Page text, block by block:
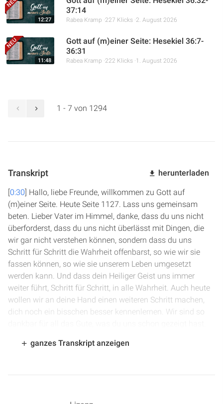
12:27
37:14
Rabea Kramp 227 Klicks 2. August 2026
11:48
Gott auf (m)einer Seite: Hesekiel 36:7-
36:31
Rabea Kramp 222 Klicks 1. August 2026
1 - 7 von 1294
Transkript herunterladen
[0:30] Hallo, liebe Freunde, willkommen zu Gott auf
(m)einer Seite. Heute Seite 1127. Lass uns gemeinsam
beten. Lieber Vater im Himmel, danke, dass du uns nicht
überforderst, dass du uns nicht überlässt mit Dingen, die
wir gar nicht verstehen können, sondern dass du uns
Schritt für Schritt die Wahrheit offenbarst, so wie wir sie
fassen können, so wie sie unserem Leben umgesetzt
werden kann. Und dass dein Heiliger Geist uns immer
weiter führt, Schritt für Schritt, in alle Wahrheit. Auch heute
wollen wir an deine Hand einen weiteren Schritt machen,
dich noch ein bisschen besser kennenlernen. Wir sind so
leben können. Ja, wir sind eigentlich viel zu undankbar, oft
ganzes Transkript anzeigen